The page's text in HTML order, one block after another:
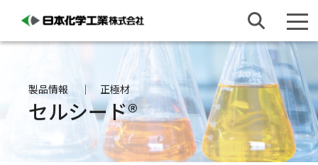
製品情報 正極材
セルシード®